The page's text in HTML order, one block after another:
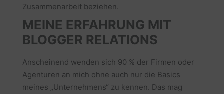
Zusammenarbeit beziehen.
MEINE ERFAHRUNG MIT
BLOGGER RELATIONS
Anscheinend wenden sich 90 % der Firmen oder
Agenturen an mich ohne auch nur die Basics
meines „Unternehmens“ zu kennen. Das mag